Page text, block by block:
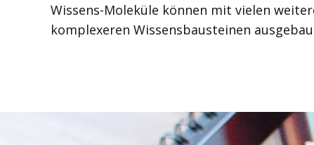
Wissens-Moleküle können mit vielen
komplexeren Wissensbausteinen